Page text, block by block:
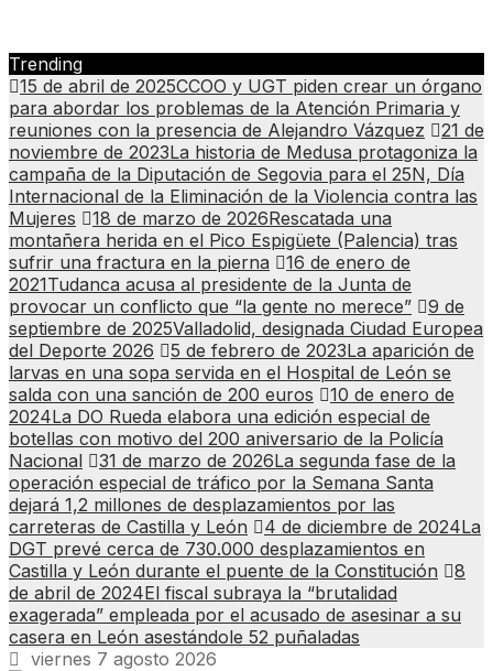
Trending
15 de abril de 2025CCOO y UGT piden crear un órgano
para abordar los problemas de la Atención Primaria y
reuniones con la presencia de Alejandro Vázquez
21 de
noviembre de 2023La historia de Medusa protagoniza la
campaña de la Diputación de Segovia para el 25N, Día
Internacional de la Eliminación de la Violencia contra las
Mujeres
18 de marzo de 2026Rescatada una
montañera herida en el Pico Espigüete (Palencia) tras
sufrir una fractura en la pierna
16 de enero de
2021Tudanca acusa al presidente de la Junta de
provocar un conflicto que “la gente no merece”
9 de
septiembre de 2025Valladolid, designada Ciudad Europea
del Deporte 2026
5 de febrero de 2023La aparición de
larvas en una sopa servida en el Hospital de León se
salda con una sanción de 200 euros
10 de enero de
2024La DO Rueda elabora una edición especial de
botellas con motivo del 200 aniversario de la Policía
Nacional
31 de marzo de 2026La segunda fase de la
operación especial de tráfico por la Semana Santa
dejará 1,2 millones de desplazamientos por las
carreteras de Castilla y León
4 de diciembre de 2024La
DGT prevé cerca de 730.000 desplazamientos en
Castilla y León durante el puente de la Constitución
8
de abril de 2024El fiscal subraya la “brutalidad
exagerada” empleada por el acusado de asesinar a su
casera en León asestándole 52 puñaladas
viernes 7 agosto 2026